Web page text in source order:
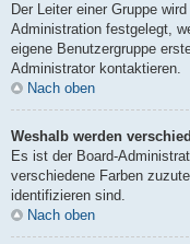
Der Leiter einer Gruppe
Administration festgelegt,
eigene Benutzergruppe
Administrator kontaktieren.
Nach oben
Weshalb werden
Es ist der Board-
verschiedene Farben
identifizieren sind.
Nach oben